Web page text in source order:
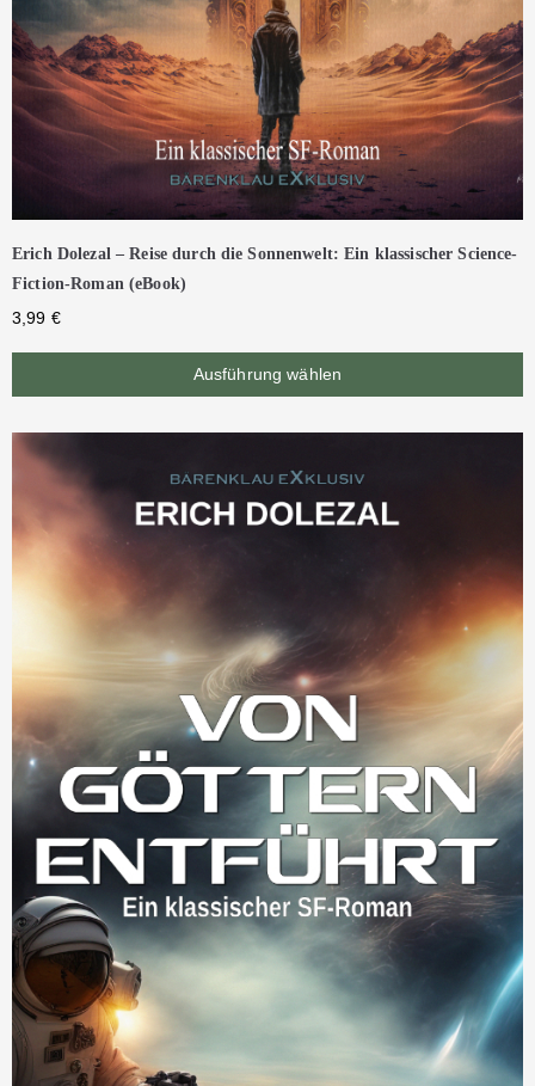
Erich Dolezal – Reise durch die Sonnenwelt: Ein klassischer Science-
Fiction-Roman (eBook)
3,99 €
Ausführung wählen